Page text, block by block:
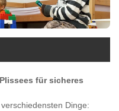
für sicheres
Dinge: